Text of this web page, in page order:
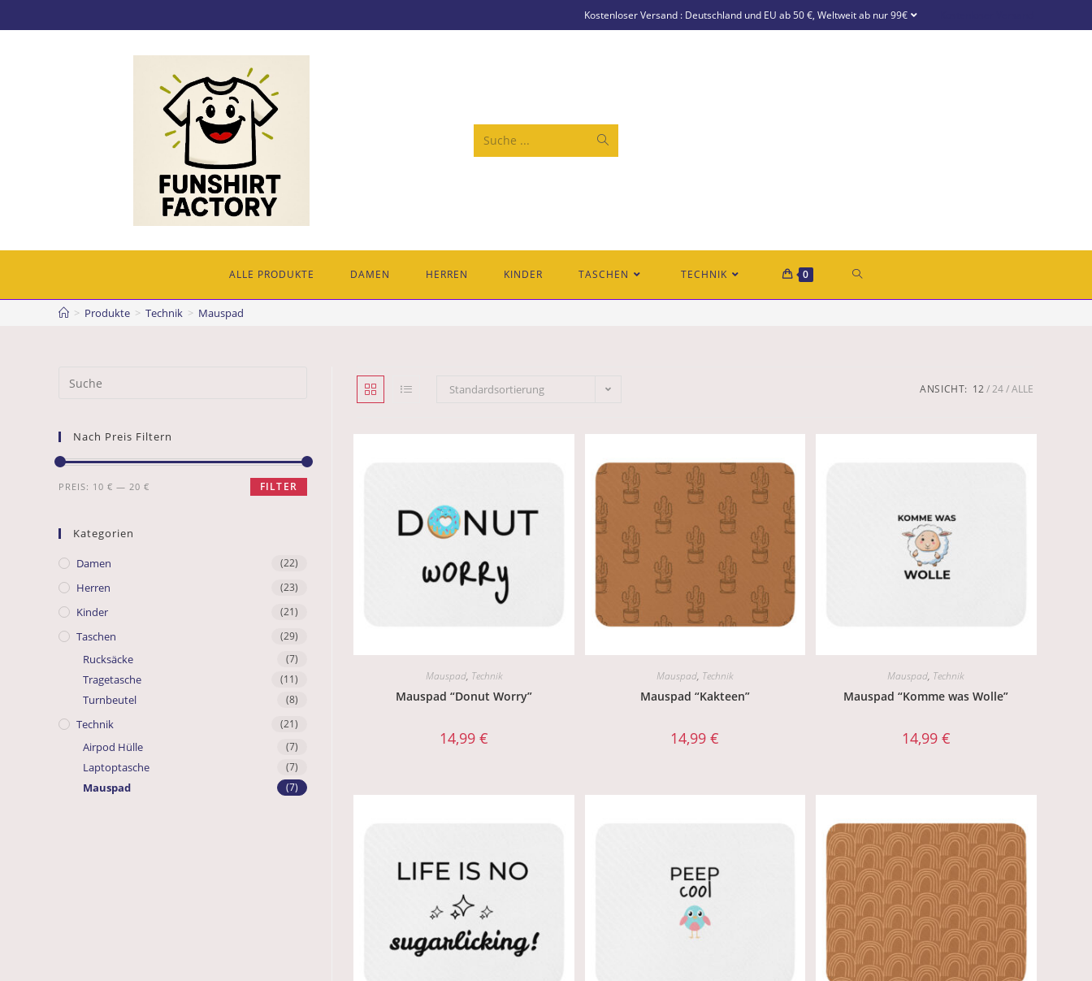
Kostenloser Versand : Deutschland und EU ab 50 €, Weltweit ab nur 99€
Suche ...
ALLE PRODUKTE DAMEN HERREN KINDER TASCHEN TECHNIK 0
> Produkte > Technik > Mauspad
Standardsortierung ANSICHT: 12 24 ALLE
Mauspad, Technik
Mauspad “Donut Worry”
14,99€
Mauspad, Technik
Mauspad “Kakteen”
14,99€
Mauspad, Technik
Mauspad “Komme was Wolle”
14,99 €
Nach Preis Filtern
FILTER
PREIS: 10 € — 20 €
Kategorien
Damen (22)
Herren (23)
Kinder (21)
Taschen (29)
Rucksäcke (7)
Tragetasche (11)
Turnbeutel (8)
Technik (21)
Airpod Hülle (7)
Laptoptasche (7)
Mauspad (7)